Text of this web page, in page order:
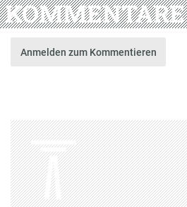
KOMMENTARE
Anmelden zum Kommentieren